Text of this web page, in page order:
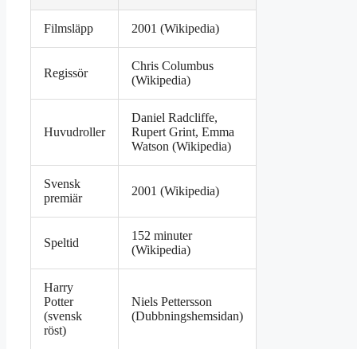
Filmsläpp 2001 (Wikipedia)
Regissör
Chris Columbus
(Wikipedia)
Huvudroller
Daniel Radcliffe,
Rupert Grint, Emma
Watson (Wikipedia)
Svensk
premiär
2001 (Wikipedia)
Speltid
152 minuter
(Wikipedia)
Harry
Potter
(svensk
röst)
Niels Pettersson
(Dubbningshemsidan)